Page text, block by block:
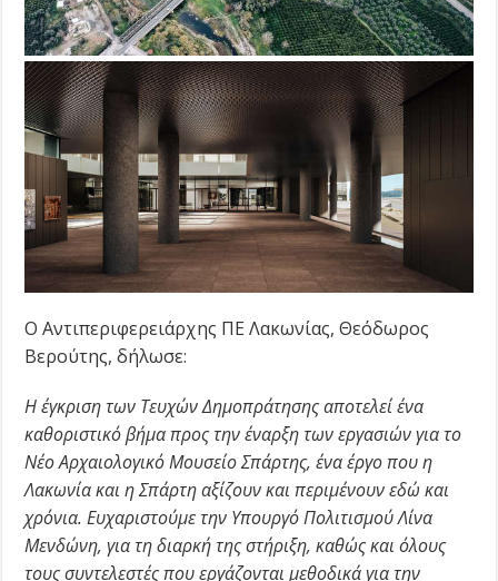
Ο Αντιπεριφερειάρχης ΠΕ Λακωνίας, Θεόδωρος
Βερούτης, δήλωσε:
Η έγκριση των Τευχών Δημοπράτησης αποτελεί ένα
καθοριστικό βήμα προς την έναρξη των εργασιών για το
Νέο Αρχαιολογικό Μουσείο Σπάρτης, ένα έργο που η
Λακωνία και η Σπάρτη αξίζουν και περιμένουν εδώ και
χρόνια. Ευχαριστούμε την Υπουργό Πολιτισμού Λίνα
Μενδώνη, για τη διαρκή της στήριξη, καθώς και όλους
τους συντελεστές που εργάζονται μεθοδικά για την